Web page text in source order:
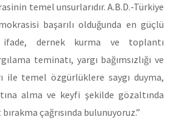
temel unsurlarıdır. A.B.D.-Türkiye
başarılı olduğunda en güçlü
ifade, dernek kurma ve toplantı
teminatı, yargı bağımsızlığı ve
ile temel özgürlüklere saygı duyma,
alma ve keyfi şekilde gözaltında
çağrısında bulunuyoruz.”